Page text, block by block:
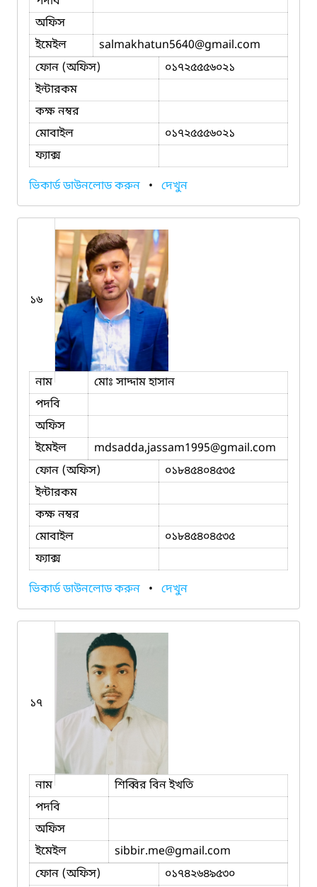
অফিস
ইমেইল
salmakhatun5640@gmail.com
ফোন (অফিস)
০১৭২৫৫৫৬০২১
ইন্টারকম
কক্ষ নম্বর
মোবাইল
০১৭২৫৫৫৬০২১
ফ্যাক্স
ভিকার্ড ডাউনলোড করুন • দেখুন
১৬
নাম
মোঃ সাদ্দাম হাসান
পদবি
অফিস
ইমেইল
mdsadda,jassam1995@gmail.com
ফোন (অফিস)
০১৮৪৫৪০৪৫৩৫
ইন্টারকম
কক্ষ নম্বর
মোবাইল
০১৮৪৫৪০৪৫৩৫
ফ্যাক্স
ভিকার্ড ডাউনলোড করুন • দেখুন
১৭
নাম
শিব্বির বিন ইখতি
পদবি
অফিস
ইমেইল
sibbir.me@gmail.com
ফোন (অফিস)
০১৭৪২৬৪৯৫৩০